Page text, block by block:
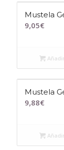
Mustela
9,05€
Mustela
9,88€